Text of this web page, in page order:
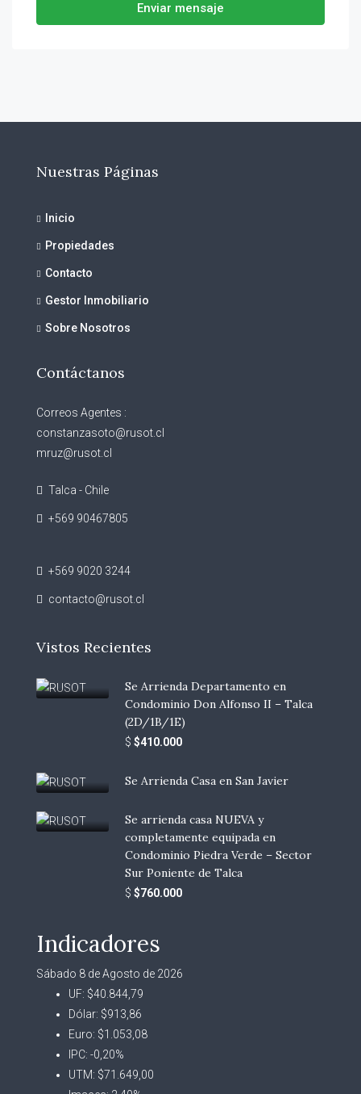
Enviar mensaje
Nuestras Páginas
Inicio
Propiedades
Contacto
Gestor Inmobiliario
Sobre Nosotros
Contáctanos
Correos Agentes :
constanzasoto@rusot.cl
mruz@rusot.cl
Talca - Chile
+569 90467805
+569 9020 3244
contacto@rusot.cl
Vistos Recientes
Se Arrienda Departamento en
Condominio Don Alfonso II – Talca
(2D/1B/1E)
$ $410.000
Se Arrienda Casa en San Javier
Se arrienda casa NUEVA y
completamente equipada en
Condominio Piedra Verde – Sector
Sur Poniente de Talca
$ $760.000
Indicadores
Sábado 8 de Agosto de 2026
UF: $40.844,79
Dólar: $913,86
Euro: $1.053,08
IPC: -0,20%
UTM: $71.649,00